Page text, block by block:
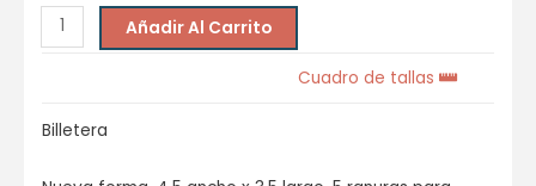
Añadir Al Carrito
Cuadro de tallas
Billetera